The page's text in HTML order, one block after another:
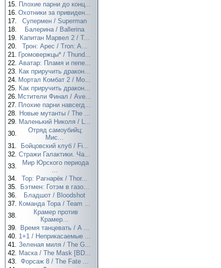
15. Плохие парни до конц...
16. Охотники за привиден...
17.
Супермен / Superman
18.
Балерина / Ballerina
19. Капитан Марвел 2 / T...
20.
Трон: Арес / Tron: A...
21. Громовержцы* / Thund...
22. Аватар: Пламя и пепе...
23. Как приручить дракон...
24. Мортал Комбат 2 / Mo...
25. Как приручить дракон...
26. Мстители Финал / Ave...
27. Плохие парни навсегд...
28. Новые мутанты / The ...
29. Маленький Николя / L...
30.
Отряд самоубийц:
Мис...
31.
Бойцовский клуб / Fi...
32. Стражи Галактики. Ча...
33.
Мир Юрского периода
...
34.
Тор: Рагнарёк / Thor...
35.
Бэтмен: Готэм в газо...
36.
Бладшот / Bloodshot
37. Команда Тора / Team ...
38.
Крамер против
Крамер...
39.
Время танцевать / A ...
40. 1+1 / Неприкасаемые ...
41. Зеленая миля / The G...
42. Маска / The Mask [BD...
43. Форсаж 8 / The Fate ...